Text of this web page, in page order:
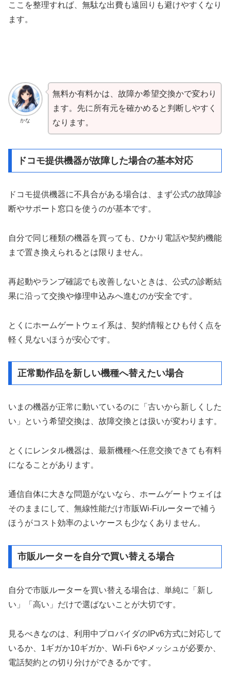
ここを整理すれば、無駄な出費も遠回りも避けやすくなり
ます。
かな
無料か有料かは、故障か希望交換かで変わり
ます。先に所有元を確かめると判断しやすく
なります。
ドコモ提供機器が故障した場合の基本対応
ドコモ提供機器に不具合がある場合は、まず公式の故障診
断やサポート窓口を使うのが基本です。
自分で同じ種類の機器を買っても、ひかり電話や契約機能
まで置き換えられるとは限りません。
再起動やランプ確認でも改善しないときは、公式の診断結
果に沿って交換や修理申込みへ進むのが安全です。
とくにホームゲートウェイ系は、契約情報とひも付く点を
軽く見ないほうが安心です。
正常動作品を新しい機種へ替えたい場合
いまの機器が正常に動いているのに「古いから新しくした
い」という希望交換は、故障交換とは扱いが変わります。
とくにレンタル機器は、最新機種へ任意交換できても有料
になることがあります。
通信自体に大きな問題がないなら、ホームゲートウェイは
そのままにして、無線性能だけ市販Wi-Fiルーターで補う
ほうがコスト効率のよいケースも少なくありません。
市販ルーターを自分で買い替える場合
自分で市販ルーターを買い替える場合は、単純に「新し
い」「高い」だけで選ばないことが大切です。
見るべきなのは、利用中プロバイダのIPv6方式に対応して
いるか、1ギガか10ギガか、Wi-Fi 6やメッシュが必要か、
電話契約との切り分けができるかです。